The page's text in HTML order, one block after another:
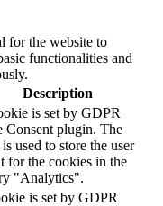
for the website to
functionalities and
Description
is set by GDPR
Consent plugin. The
used to store the user
for the cookies in the
"Analytics".
is set by GDPR